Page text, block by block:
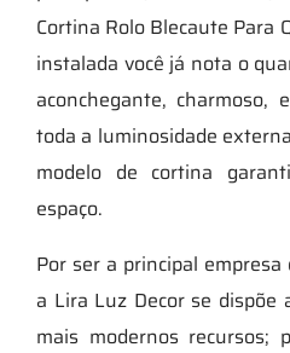
Cortina Rolo Blecaute Para
instalada você já nota o
aconchegante, charmoso,
toda a luminosidade
modelo de cortina
espaço.
Por ser a principal
a Lira Luz Decor se
mais modernos recursos;